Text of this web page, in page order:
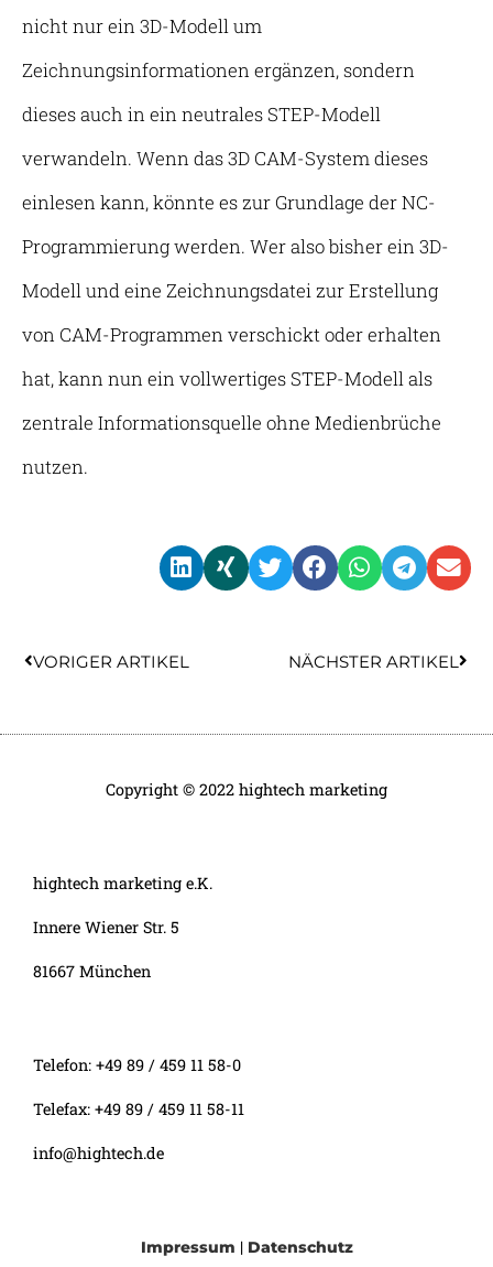
nicht nur ein 3D-Modell um
Zeichnungsinformationen ergänzen, sondern
dieses auch in ein neutrales STEP-Modell
verwandeln. Wenn das 3D CAM-System dieses
einlesen kann, könnte es zur Grundlage der NC-
Programmierung werden. Wer also bisher ein 3D-
Modell und eine Zeichnungsdatei zur Erstellung
von CAM-Programmen verschickt oder erhalten
hat, kann nun ein vollwertiges STEP-Modell als
zentrale Informationsquelle ohne Medienbrüche
nutzen.
VORIGER ARTIKEL NÄCHSTER ARTIKEL
Copyright © 2022 hightech marketing
hightech marketing e.K.
Innere Wiener Str. 5
81667 München
Telefon: +49 89 / 459 11 58-0
Telefax: +49 89 / 459 11 58-11
info@hightech.de
Impressum | Datenschutz